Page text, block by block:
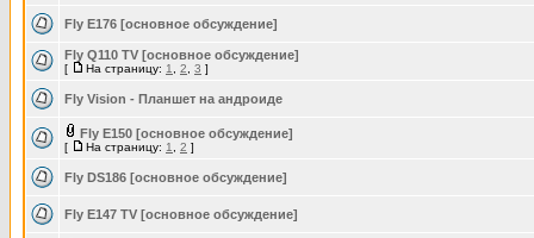
Fly E176 [основное обсуждение]
Fly Q110 TV [основное обсуждение]
[ На страницу: 1 2 3 ]
Fly Vision - Планшет на андроиде
Fly E150 [основное обсуждение]
[ На страницу: 1 2 ]
Fly DS186 [основное обсуждение]
Fly E147 TV [основное обсуждение]